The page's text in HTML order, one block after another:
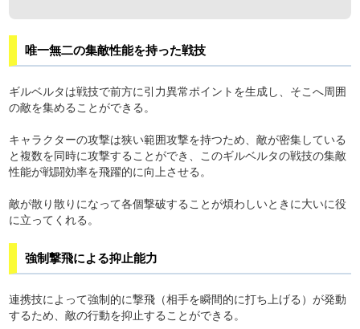
唯一無二の集敵性能を持った戦技
ギルベルタは戦技で前方に引力異常ポイントを生成し、そこへ周囲
の敵を集めることができる。
キャラクターの攻撃は狭い範囲攻撃を持つため、敵が密集している
と複数を同時に攻撃することができ、このギルベルタの戦技の集敵
性能が戦闘効率を飛躍的に向上させる。
敵が散り散りになって各個撃破することが煩わしいときに大いに役
に立ってくれる。
強制撃飛による抑止能力
連携技によって強制的に撃飛（相手を瞬間的に打ち上げる）が発動
するため、敵の行動を抑止することができる。